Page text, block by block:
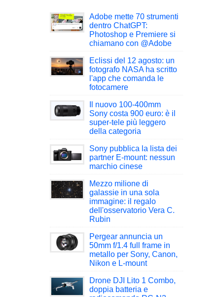
Adobe mette 70 strumenti
dentro ChatGPT:
Photoshop e Premiere si
chiamano con @Adobe
Eclissi del 12 agosto: un
fotografo NASA ha scritto
l'app che comanda le
fotocamere
Il nuovo 100-400mm
Sony costa 900 euro: è il
super-tele più leggero
della categoria
Sony pubblica la lista dei
partner E-mount: nessun
marchio cinese
Mezzo milione di
galassie in una sola
immagine: il regalo
dell'osservatorio Vera C.
Rubin
Pergear annuncia un
50mm f/1.4 full frame in
metallo per Sony, Canon,
Nikon e L-mount
Drone DJI Lito 1 Combo,
doppia batteria e